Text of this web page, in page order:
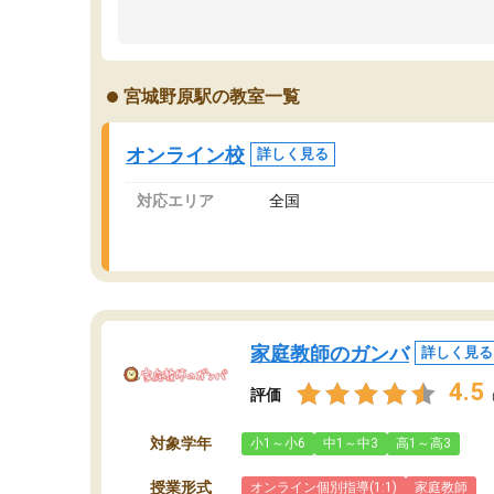
い
宮城野原駅の教室一覧
オンライン校 詳しく見る
対応エリア 全国
家庭教師のガンバ 詳しく見る
評価 4.5
対象学年 小1～小6 中1～中3 高1～高3
授業形式 オンライン個別指導(1:1) 家庭教師